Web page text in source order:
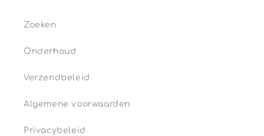
Zoeken
Onderhoud
Verzendbeleid
Algemene voorwaarden
Privacybeleid